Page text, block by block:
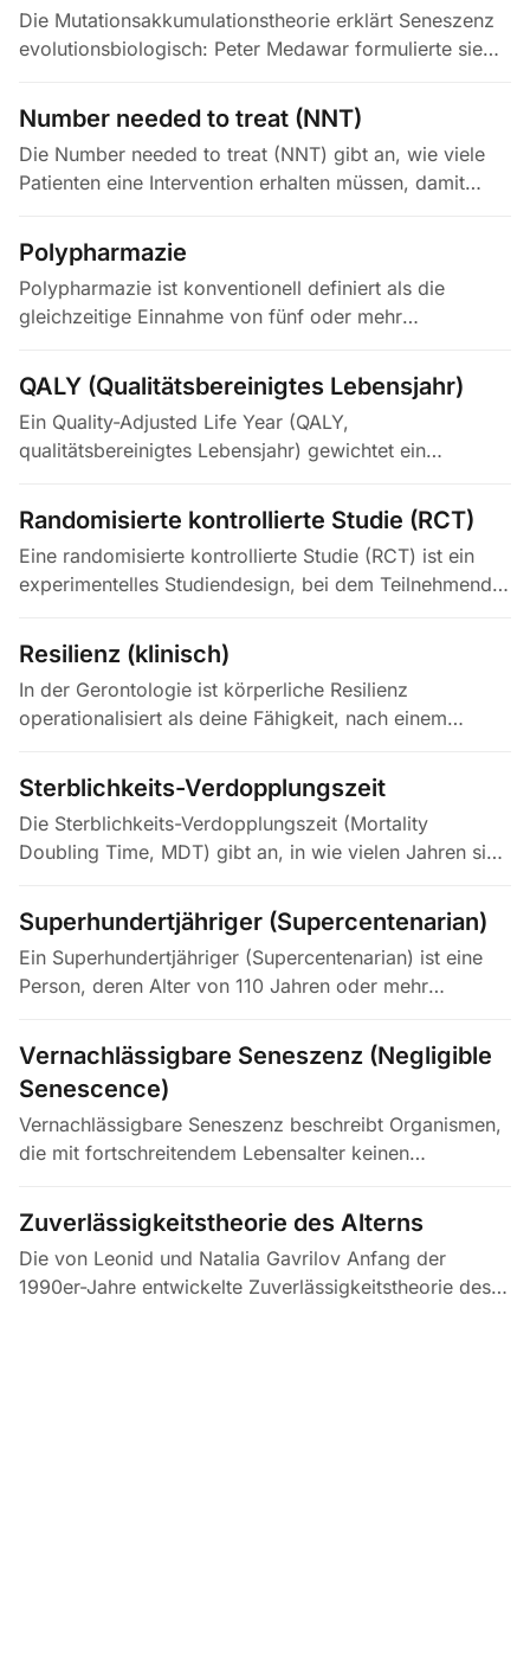
Die Mutationsakkumulationstheorie erklärt Seneszenz
evolutionsbiologisch: Peter Medawar formulierte sie
Mutationen — solche, die…
Number needed to treat (NNT)
Die Number needed to treat (NNT) gibt an, wie viele
Patienten eine Intervention erhalten müssen, damit
Nutzen erzielt. Eingeführt…
Polypharmazie
Polypharmazie ist konventionell definiert als die
gleichzeitige Einnahme von fünf oder mehr
Schwellenwerte je nach Definition variieren…
QALY (Qualitätsbereinigtes Lebensjahr)
Ein Quality-Adjusted Life Year (QALY,
qualitätsbereinigtes Lebensjahr) gewichtet ein
Lebensqualität: 1,0 entspricht einem Jahr bei…
Randomisierte kontrollierte Studie (RCT)
Eine randomisierte kontrollierte Studie (RCT) ist ein
experimentelles Studiendesign, bei dem Teilnehmende
Interventions- oder…
Resilienz (klinisch)
In der Gerontologie ist körperliche Resilienz
operationalisiert als deine Fähigkeit, nach einem
Sturz, Trauerfall oder…
Sterblichkeits-Verdopplungszeit
Die Sterblichkeits-Verdopplungszeit (Mortality
Doubling Time, MDT) gibt an, in wie vielen Jahren sich
ergibt sich direkt aus…
Superhundertjähriger (Supercentenarian)
Ein Superhundertjähriger (Supercentenarian) ist eine
Person, deren Alter von 110 Jahren oder mehr
wurden vor allem von L.…
Vernachlässigbare Seneszenz (Negligible
Senescence)
Vernachlässigbare Seneszenz beschreibt Organismen,
die mit fortschreitendem Lebensalter keinen
Mortalität und keinen…
Zuverlässigkeitstheorie des Alterns
Die von Leonid und Natalia Gavrilov Anfang der
1990er-Jahre entwickelte Zuverlässigkeitstheorie des